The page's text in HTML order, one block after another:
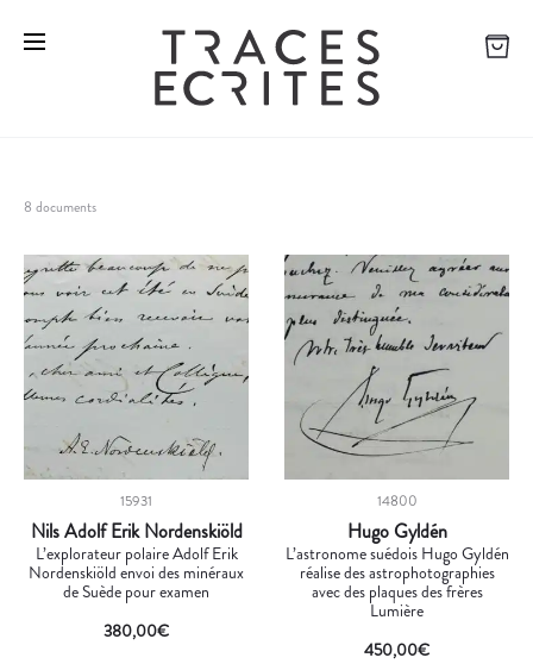
8 documents
15931
Nils Adolf Erik Nordenskiöld
L’explorateur polaire Adolf Erik
Nordenskiöld envoi des minéraux
de Suède pour examen
380,00€
14800
Hugo Gyldén
L’astronome suédois Hugo Gyldén
réalise des astrophotographies
avec des plaques des frères
Lumière
450,00€